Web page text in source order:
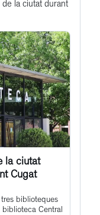
la ciutat durant
la ciutat
Cugat
biblioteques
Central